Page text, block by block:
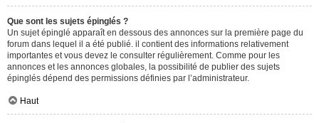
Que sont les sujets épinglés ?
Un sujet épinglé apparaît en dessous des annonces sur la première page du
forum dans lequel il a été publié. il contient des informations relativement
importantes et vous devez le consulter régulièrement. Comme pour les
annonces et les annonces globales, la possibilité de publier des sujets
épinglés dépend des permissions définies par l’administrateur.
Haut